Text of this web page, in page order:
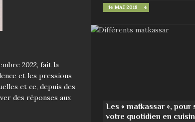
2022, fait la
et les pressions
et ce, depuis des
des réponses aux
14 MAI 2018 4
Les « matkassar », pour
votre quotidien en